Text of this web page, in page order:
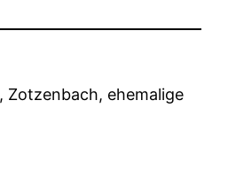
Zotzenbach, ehemalige